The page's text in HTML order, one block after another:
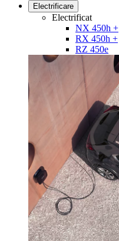
Electrificare
Electrificat
NX 450h +
RX 450h +
RZ 450e